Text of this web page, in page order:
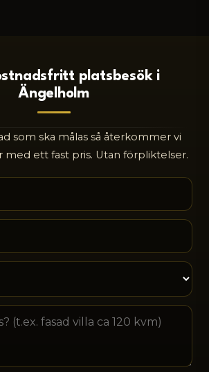
platsbesök i
Ängelholm
som ska målas så återkommer vi
med ett fast pris. Utan förpliktelser.